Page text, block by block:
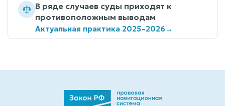
В ряде случаев суды приходят к
противоположным выводам
Актуальная практика 2025–2026→